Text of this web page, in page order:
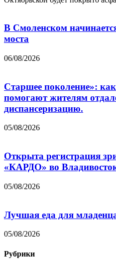
В Смоленском
моста
06/08/2026
Старшее поколение»:
помогают жителям
диспансеризацию.
05/08/2026
Открыта регистрация
«КАРДО» во
05/08/2026
Лучшая еда для
05/08/2026
Рубрики